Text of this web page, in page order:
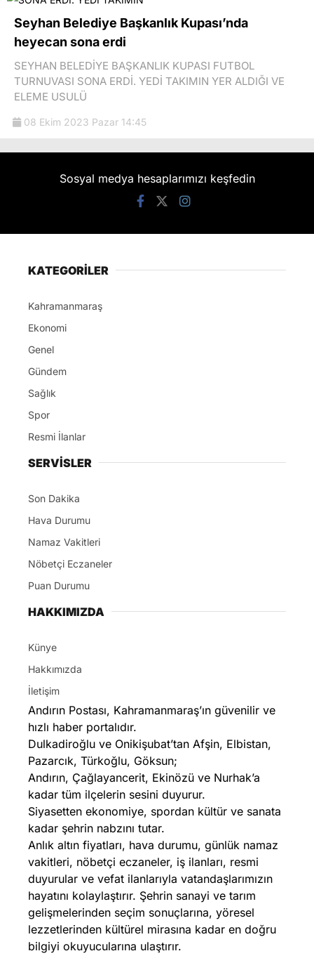
Seyhan Belediye Başkanlık Kupası’nda
heyecan sona erdi
SEYHAN BELEDİYE BAŞKANLIK KUPASI FUTBOL
TURNUVASI SONA ERDİ. YEDİ TAKIMIN YER ALDIĞI VE
ELEME USULÜ
08 Ekim 2023 Pazar 14:45
Sosyal medya hesaplarımızı keşfedin
KATEGORİLER
Kahramanmaraş
Ekonomi
Genel
Gündem
Sağlık
Spor
Resmi İlanlar
SERVİSLER
Son Dakika
Hava Durumu
Namaz Vakitleri
Nöbetçi Eczaneler
Puan Durumu
HAKKIMIZDA
Künye
Hakkımızda
İletişim
Andırın Postası, Kahramanmaraş’ın güvenilir ve
hızlı haber portalıdır.
Dulkadiroğlu ve Onikişubat’tan Afşin, Elbistan,
Pazarcık, Türkoğlu, Göksun;
Andırın, Çağlayancerit, Ekinözü ve Nurhak’a
kadar tüm ilçelerin sesini duyurur.
Siyasetten ekonomiye, spordan kültür ve sanata
kadar şehrin nabzını tutar.
Anlık altın fiyatları, hava durumu, günlük namaz
vakitleri, nöbetçi eczaneler, iş ilanları, resmi
duyurular ve vefat ilanlarıyla vatandaşlarımızın
hayatını kolaylaştırır. Şehrin sanayi ve tarım
gelişmelerinden seçim sonuçlarına, yöresel
lezzetlerinden kültürel mirasına kadar en doğru
bilgiyi okuyucularına ulaştırır.